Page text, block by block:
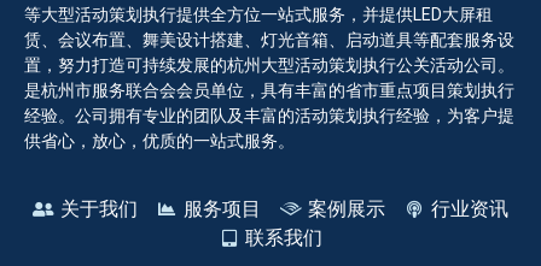
等大型活动策划执行提供全方位一站式服务，并提供LED大屏租
赁、会议布置、舞美设计搭建、灯光音箱、启动道具等配套服务设
置，努力打造可持续发展的杭州大型活动策划执行公关活动公司。
是杭州市服务联合会会员单位，具有丰富的省市重点项目策划执行
经验。公司拥有专业的团队及丰富的活动策划执行经验，为客户提
供省心，放心，优质的一站式服务。
关于我们 服务项目 案例展示
行业资讯
联系我们